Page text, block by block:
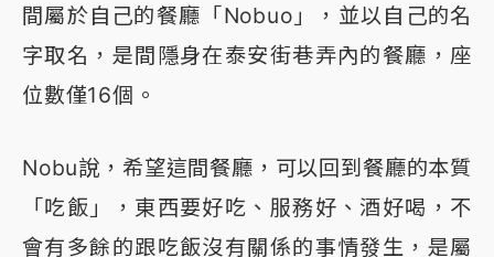
間屬於自己的餐廳「Nobuo」，並以自己的名
字取名，是間隱身在泰安街巷弄內的餐廳，座
位數僅16個。
Nobu說，希望這間餐廳，可以回到餐廳的本質
「吃飯」，東西要好吃、服務好、酒好喝，不
會有多餘的跟吃飯沒有關係的事情發生，是屬